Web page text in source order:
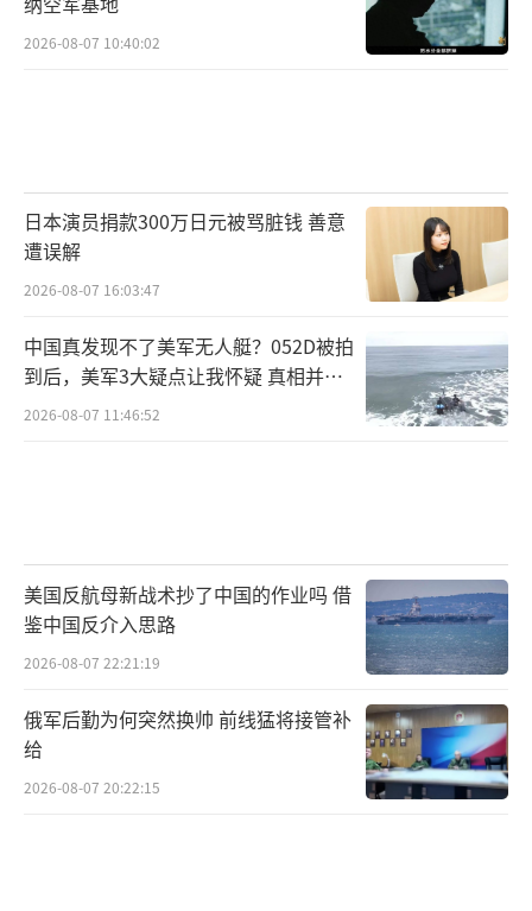
2026-08-07 10:40:02
日本演员捐款300万日元被骂脏钱 善意
遭误解
2026-08-07 16:03:47
中国真发现不了美军无人艇？052D被拍
到后，美军3大疑点让我怀疑 真相并非
如此
2026-08-07 11:46:52
美国反航母新战术抄了中国的作业吗 借
鉴中国反介入思路
2026-08-07 22:21:19
俄军后勤为何突然换帅 前线猛将接管补
给
2026-08-07 20:22:15